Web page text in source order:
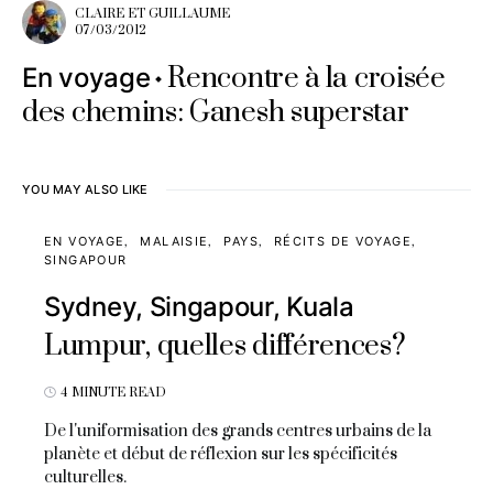
CLAIRE ET GUILLAUME
07/03/2012
En voyage Rencontre à la croisée
des chemins: Ganesh superstar
YOU MAY ALSO LIKE
EN VOYAGE MALAISIE PAYS
RÉCITS DE VOYAGE
SINGAPOUR
Sydney, Singapour, Kuala
Lumpur, quelles différences?
4 MINUTE READ
De l'uniformisation des grands centres urbains de la
planète et début de réflexion sur les spécificités
culturelles.